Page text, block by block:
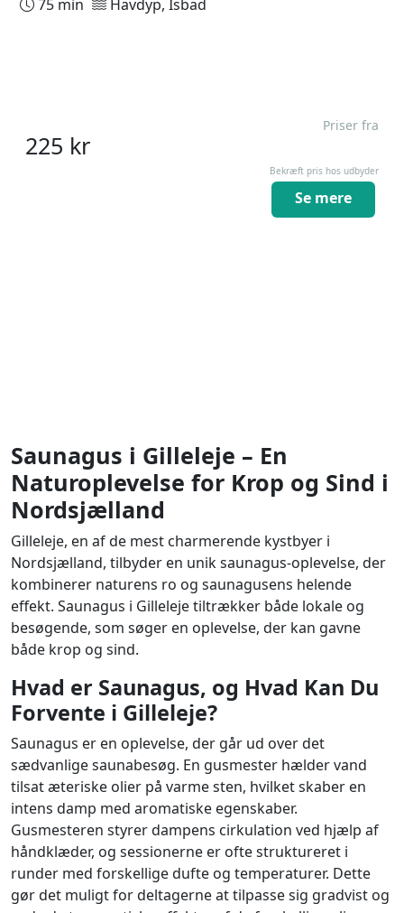
75 min Havdyp, Isbad
Priser fra
225 kr
Bekræft pris hos udbyder
Se mere
Saunagus i Gilleleje – En
Naturoplevelse for Krop og Sind i
Nordsjælland
Gilleleje, en af de mest charmerende kystbyer i
Nordsjælland, tilbyder en unik saunagus-oplevelse, der
kombinerer naturens ro og saunagusens helende
effekt. Saunagus i Gilleleje tiltrækker både lokale og
besøgende, som søger en oplevelse, der kan gavne
både krop og sind.
Hvad er Saunagus, og Hvad Kan Du
Forvente i Gilleleje?
Saunagus er en oplevelse, der går ud over det
sædvanlige saunabesøg. En gusmester hælder vand
tilsat æteriske olier på varme sten, hvilket skaber en
intens damp med aromatiske egenskaber.
Gusmesteren styrer dampens cirkulation ved hjælp af
håndklæder, og sessionerne er ofte struktureret i
runder med forskellige dufte og temperaturer. Dette
gør det muligt for deltagerne at tilpasse sig gradvist og